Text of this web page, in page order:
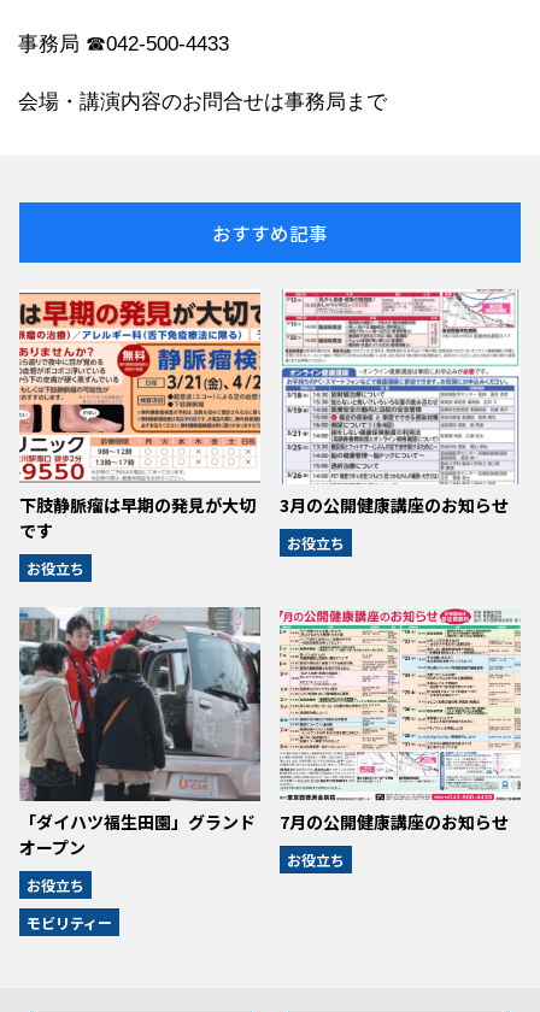
事務局 ☎042-500-4433
会場・講演内容のお問合せは事務局まで
おすすめ記事
下肢静脈瘤は早期の発見が大切
です
お役立ち
3月の公開健康講座のお知らせ
お役立ち
「ダイハツ福生田園」グランド
オープン
お役立ち
モビリティー
7月の公開健康講座のお知らせ
お役立ち